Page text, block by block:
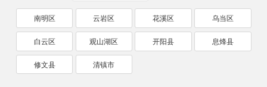
南明区 云岩区 花溪区 乌当区
白云区 观山湖区 开阳县 息烽县
修文县 清镇市